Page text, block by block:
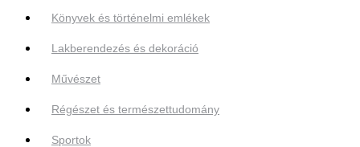
Könyvek és történelmi emlékek
Lakberendezés és dekoráció
Művészet
Régészet és természettudomány
Sportok